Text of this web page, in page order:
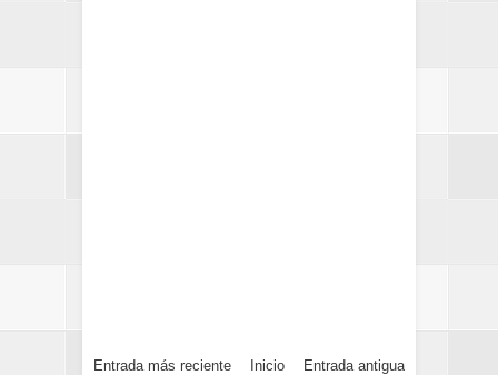
Entrada más reciente Entrada antigua
Inicio